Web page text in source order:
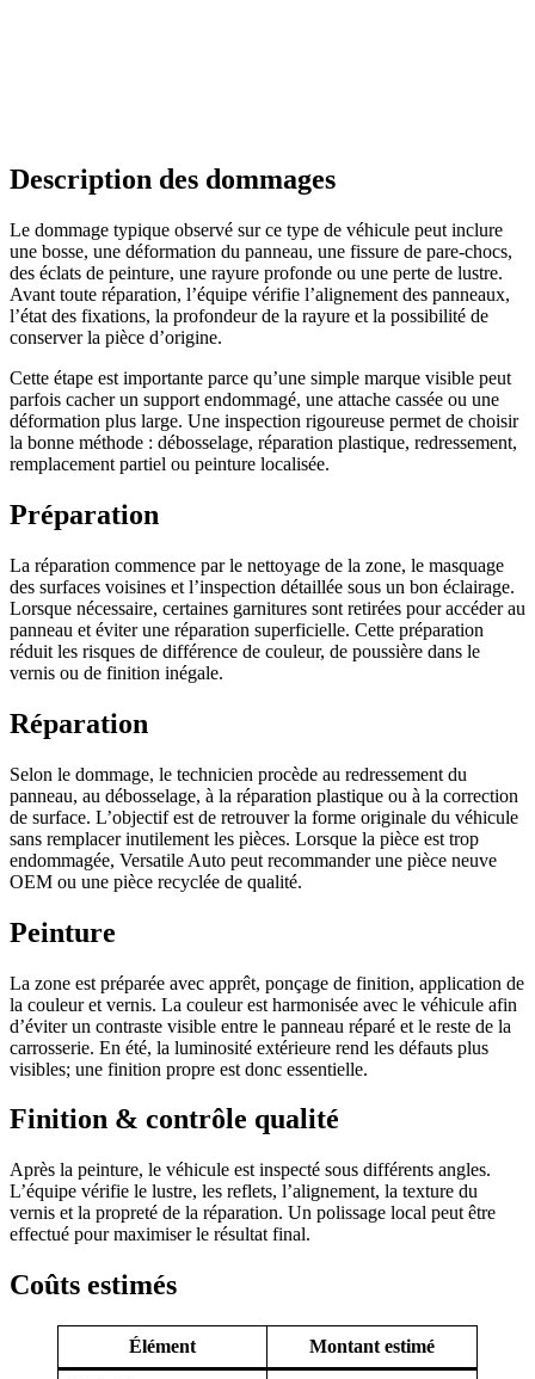
Description des dommages
Le dommage typique observé sur ce type de véhicule peut inclure
une bosse, une déformation du panneau, une fissure de pare-chocs,
des éclats de peinture, une rayure profonde ou une perte de lustre.
Avant toute réparation, l’équipe vérifie l’alignement des panneaux,
l’état des fixations, la profondeur de la rayure et la possibilité de
conserver la pièce d’origine.
Cette étape est importante parce qu’une simple marque visible peut
parfois cacher un support endommagé, une attache cassée ou une
déformation plus large. Une inspection rigoureuse permet de choisir
la bonne méthode : débosselage, réparation plastique, redressement,
remplacement partiel ou peinture localisée.
Préparation
La réparation commence par le nettoyage de la zone, le masquage
des surfaces voisines et l’inspection détaillée sous un bon éclairage.
Lorsque nécessaire, certaines garnitures sont retirées pour accéder au
panneau et éviter une réparation superficielle. Cette préparation
réduit les risques de différence de couleur, de poussière dans le
vernis ou de finition inégale.
Réparation
Selon le dommage, le technicien procède au redressement du
panneau, au débosselage, à la réparation plastique ou à la correction
de surface. L’objectif est de retrouver la forme originale du véhicule
sans remplacer inutilement les pièces. Lorsque la pièce est trop
endommagée, Versatile Auto peut recommander une pièce neuve
OEM ou une pièce recyclée de qualité.
Peinture
La zone est préparée avec apprêt, ponçage de finition, application de
la couleur et vernis. La couleur est harmonisée avec le véhicule afin
d’éviter un contraste visible entre le panneau réparé et le reste de la
carrosserie. En été, la luminosité extérieure rend les défauts plus
visibles; une finition propre est donc essentielle.
Finition & contrôle qualité
Après la peinture, le véhicule est inspecté sous différents angles.
L’équipe vérifie le lustre, les reflets, l’alignement, la texture du
vernis et la propreté de la réparation. Un polissage local peut être
effectué pour maximiser le résultat final.
Coûts estimés
Élément Montant estimé